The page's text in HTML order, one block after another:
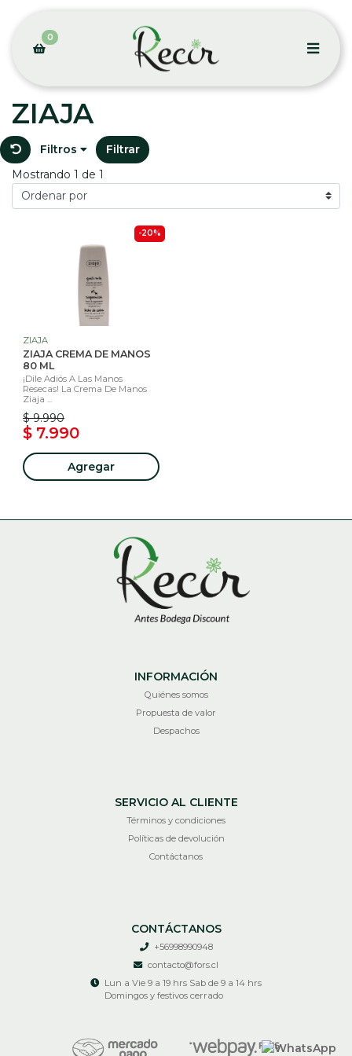
0
ZIAJA
Filtros
Filtrar
Mostrando 1 de 1
-20%
ZIAJA
ZIAJA CREMA DE MANOS
80 ML
¡Dile Adiós A Las Manos
Resecas! La Crema De Manos
Ziaja ...
$ 9.990
$ 7.990
Agregar
INFORMACIÓN
Quiénes somos
Propuesta de valor
Despachos
SERVICIO AL CLIENTE
Términos y condiciones
Políticas de devolución
Contáctanos
CONTÁCTANOS
+56998990948
contacto@fors.cl
Lun a Vie 9 a 19 hrs Sab de 9 a 14 hrs
Domingos y festivos cerrado